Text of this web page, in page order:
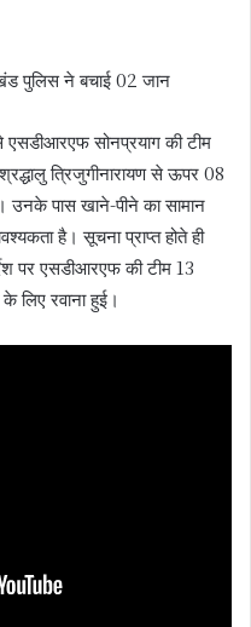
पुलिस ने बचाई 02 जान
एसडीआरएफ सोनप्रयाग की टीम
त्रिजुगीनारायण से ऊपर 08
पास खाने-पीने का सामान
है। सूचना प्राप्त होते ही
पर एसडीआरएफ की टीम 13
लिए रवाना हुई।